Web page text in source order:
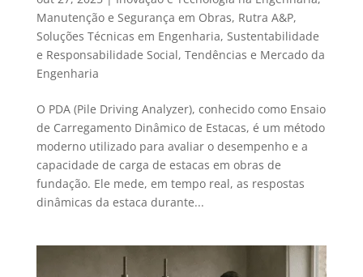
Manutenção e Segurança em Obras, Rutra A&P,
Soluções Técnicas em Engenharia, Sustentabilidade
e Responsabilidade Social, Tendências e Mercado da
Engenharia
O PDA (Pile Driving Analyzer), conhecido como Ensaio
de Carregamento Dinâmico de Estacas, é um método
moderno utilizado para avaliar o desempenho e a
capacidade de carga de estacas em obras de
fundação. Ele mede, em tempo real, as respostas
dinâmicas da estaca durante...